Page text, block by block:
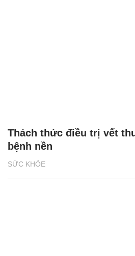
SỨC KHỎE
Thách thức điều trị vết
bệnh nền